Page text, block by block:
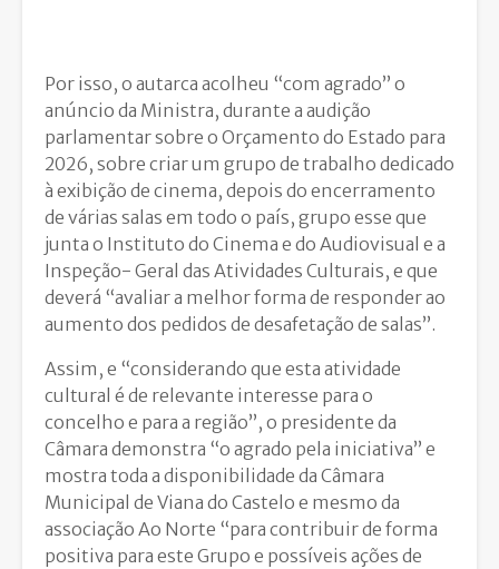
Por isso, o autarca acolheu “com agrado” o
anúncio da Ministra, durante a audição
parlamentar sobre o Orçamento do Estado para
2026, sobre criar um grupo de trabalho dedicado
à exibição de cinema, depois do encerramento
de várias salas em todo o país, grupo esse que
junta o Instituto do Cinema e do Audiovisual e a
Inspeção- Geral das Atividades Culturais, e que
deverá “avaliar a melhor forma de responder ao
aumento dos pedidos de desafetação de salas”.
Assim, e “considerando que esta atividade
cultural é de relevante interesse para o
concelho e para a região”, o presidente da
Câmara demonstra “o agrado pela iniciativa” e
mostra toda a disponibilidade da Câmara
Municipal de Viana do Castelo e mesmo da
associação Ao Norte “para contribuir de forma
positiva para este Grupo e possíveis ações de